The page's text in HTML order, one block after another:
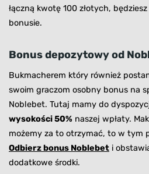
łączną kwotę 100 złotych,
bonusie.
Bonus depozytowy od
Bukmacherem który również
swoim graczom osobny bonus na
Noblebet. Tutaj mamy do
wysokości 50% naszej wpłaty.
możemy za to otrzymać, to w tym
Odbierz bonus Noblebet i
dodatkowe środki.